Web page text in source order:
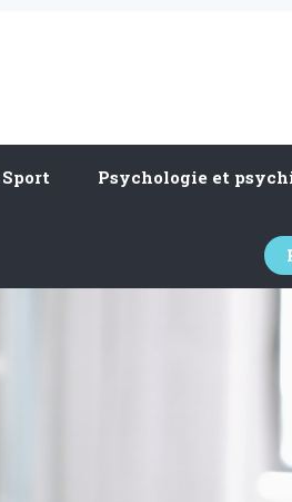
Sport
Psychologie et